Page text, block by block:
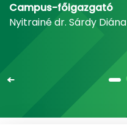
Campus-főigazgató
Nyitrainé dr. Sárdy Diána